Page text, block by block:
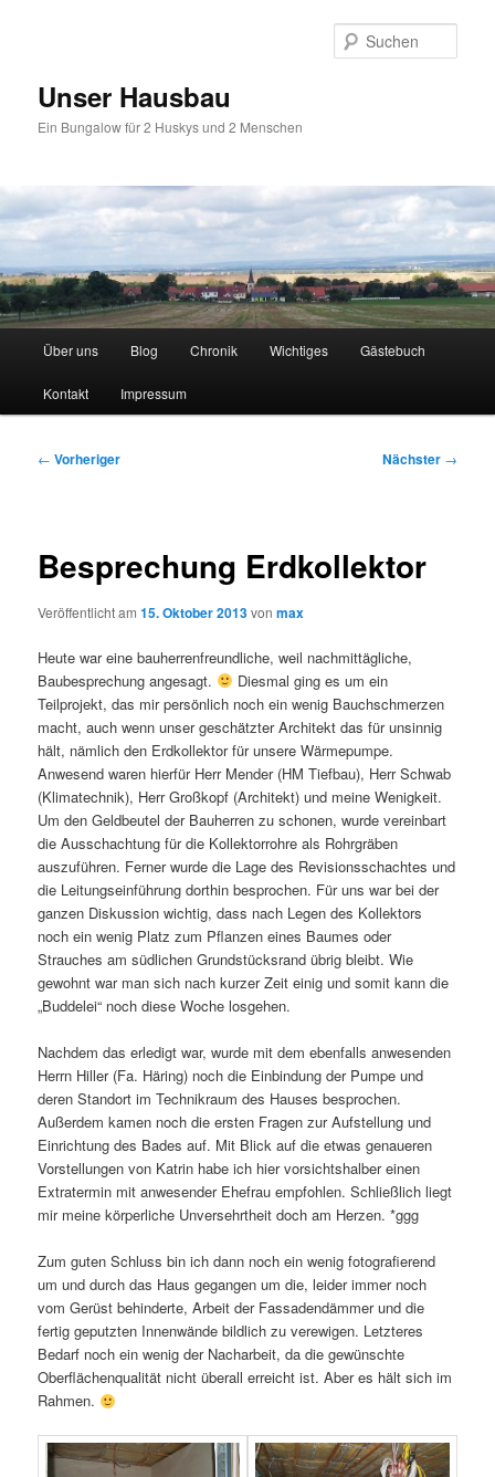
Unser Hausbau
Ein Bungalow für 2 Huskys und 2 Menschen
HauptmenüÜber uns Blog Chronik Wichtiges Gästebuch
Kontakt Impressum
Beitragsnavigation
← Vorheriger Nächster →
Besprechung Erdkollektor
Veröffentlicht am15. Oktober 2013vonmax
Heute war eine bauherrenfreundliche, weil nachmittägliche,
Baubesprechung angesagt.
Diesmal ging es um ein
Teilprojekt, das mir persönlich noch ein wenig Bauchschmerzen
macht, auch wenn unser geschätzter Architekt das für unsinnig
hält, nämlich den Erdkollektor für unsere Wärmepumpe.
Anwesend waren hierfür Herr Mender (HM Tiefbau), Herr Schwab
(Klimatechnik), Herr Großkopf (Architekt) und meine Wenigkeit.
Um den Geldbeutel der Bauherren zu schonen, wurde vereinbart
die Ausschachtung für die Kollektorrohre als Rohrgräben
auszuführen. Ferner wurde die Lage des Revisionsschachtes und
die Leitungseinführung dorthin besprochen. Für uns war bei der
ganzen Diskussion wichtig, dass nach Legen des Kollektors
noch ein wenig Platz zum Pflanzen eines Baumes oder
Strauches am südlichen Grundstücksrand übrig bleibt. Wie
gewohnt war man sich nach kurzer Zeit einig und somit kann die
„Buddelei“ noch diese Woche losgehen.
Nachdem das erledigt war, wurde mit dem ebenfalls anwesenden
Herrn Hiller (Fa. Häring) noch die Einbindung der Pumpe und
deren Standort im Technikraum des Hauses besprochen.
Außerdem kamen noch die ersten Fragen zur Aufstellung und
Einrichtung des Bades auf. Mit Blick auf die etwas genaueren
Vorstellungen von Katrin habe ich hier vorsichtshalber einen
Extratermin mit anwesender Ehefrau empfohlen. Schließlich liegt
mir meine körperliche Unversehrtheit doch am Herzen. *ggg
Zum guten Schluss bin ich dann noch ein wenig fotografierend
um und durch das Haus gegangen um die, leider immer noch
vom Gerüst behinderte, Arbeit der Fassadendämmer und die
fertig geputzten Innenwände bildlich zu verewigen. Letzteres
Bedarf noch ein wenig der Nacharbeit, da die gewünschte
Oberflächenqualität nicht überall erreicht ist. Aber es hält sich im
Rahmen.